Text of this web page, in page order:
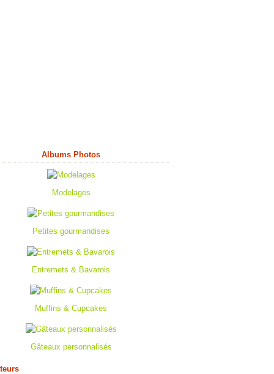
Albums Photos
Modelages
Petites gourmandises
Entremets & Bavarois
Muffins & Cupcakes
Gâteaux personnalisés